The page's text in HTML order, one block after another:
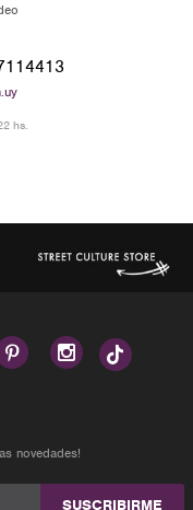
hs.
 
novedades!
SUSCRIBIRME